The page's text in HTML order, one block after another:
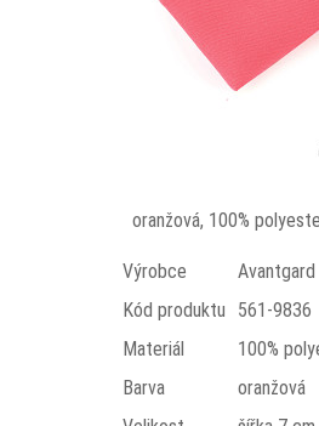
oranžová, 100%
Výrobce
Avantgard
Kód produktu
561-9836
Materiál
100%
Barva
oranžová